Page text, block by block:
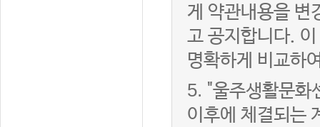
게 약관내용을 변
고 공지합니다.
명확하게 비교하
5. "울주생활문화
이후에 체결되는